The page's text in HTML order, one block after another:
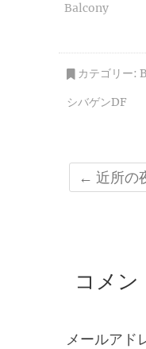
Balcony
カテゴリー:
シバゲンDF
← 近所の
コメ
メールアド